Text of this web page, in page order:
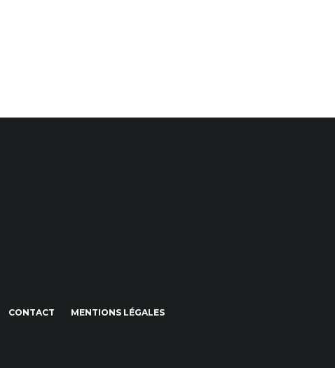
CONTACT MENTIONS LÉGALES